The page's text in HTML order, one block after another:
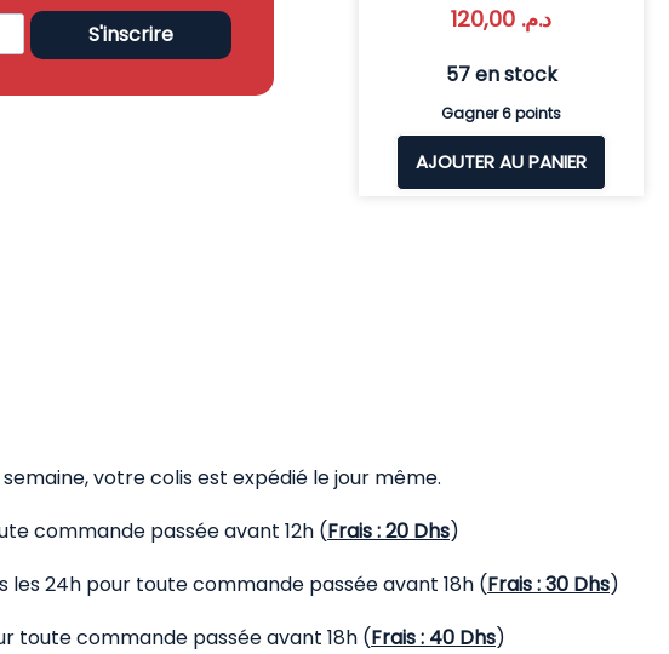
S'inscrire
د.م.
57 en stock
Gagner 6 points
AJOUTER AU PANIER
votre colis est expédié le jour même.
commande passée avant 12h (Frais : 20 Dhs)
les 24h pour toute commande passée avant 18h (Frais : 30 Dhs)
toute commande passée avant 18h (Frais : 40 Dhs)